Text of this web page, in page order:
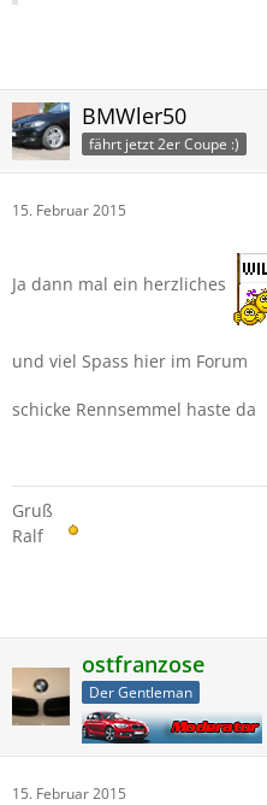
BMWler50
fährt jetzt 2er Coupe :)
15. Februar 2015
Ja dann mal ein herzliches
und viel Spass hier im Forum
schicke Rennsemmel haste da
Gruß
Ralf
ostfranzose
Der Gentleman
15. Februar 2015